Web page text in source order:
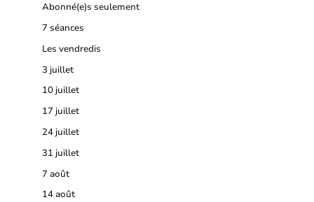
Abonné(e)s seulement
7 séances
Les vendredis
3 juillet
10 juillet
17 juillet
24 juillet
31 juillet
7 août
14 août